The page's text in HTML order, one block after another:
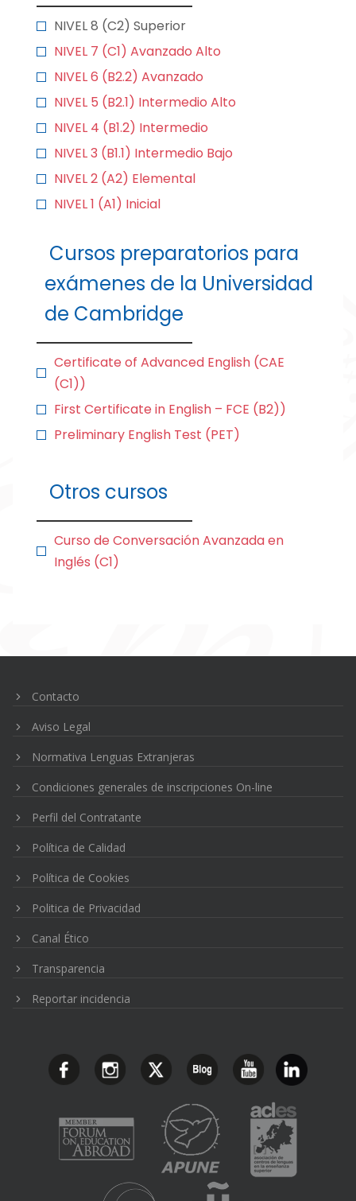
NIVEL 8 (C2) Superior
NIVEL 7 (C1) Avanzado Alto
NIVEL 6 (B2.2) Avanzado
NIVEL 5 (B2.1) Intermedio Alto
NIVEL 4 (B1.2) Intermedio
NIVEL 3 (B1.1) Intermedio Bajo
NIVEL 2 (A2) Elemental
NIVEL 1 (A1) Inicial
Cursos preparatorios para
exámenes de la Universidad
de Cambridge
Certificate of Advanced English (CAE
(C1))
First Certificate in English – FCE (B2))
Preliminary English Test (PET)
Otros cursos
Curso de Conversación Avanzada en
Inglés (C1)
de
Contacto
Aviso Legal
Normativa Lenguas Extranjeras
Condiciones generales de inscripciones On-line
Perfil del Contratante
Política de Calidad
Política de Cookies
Politica de Privacidad
Canal Ético
Transparencia
Reportar incidencia